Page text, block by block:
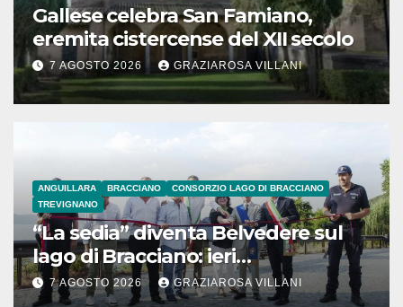
Gallese celebra San Famiano,
eremita cistercense del XII secolo
7 AGOSTO 2026 GRAZIAROSA VILLANI
ANGUILLARA BRACCIANO
CONSORZIO LAGO DI BRACCIANO
TREVIGNANO
“La sedia” diventa Belvedere sul
lago di Bracciano: ieri
l’inaugurazione
7 AGOSTO 2026 GRAZIAROSA VILLANI